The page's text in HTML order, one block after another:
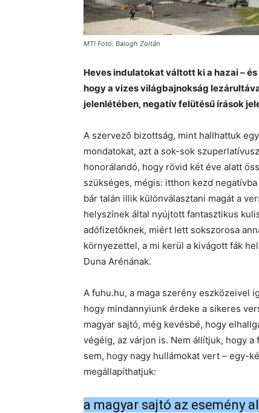
MTI Fotó: Balogh Zoltán
Heves indulatokat váltott ki a hazai –
hogy a vizes világbajnokság
jelenlétében, negatív felütésű írások
A szervező bizottság, mint hallhattuk
mondatokat, azt a sok-sok
honorálandó, hogy rövid két éve alatt
szükséges, mégis: itthon kezd
bár talán illik különválasztani magát a
helyszínek által nyújtott fantasztikus
adófizetőknek, miért lett sokszorosa
környezettel, a mi kerül a kivágott fák
Duna Arénának.
A fuhu.hu, a maga szerény eszközeivel
hogy mindannyiunk érdeke a sikeres
magyar sajtó, még kevésbé, hogy
végéig, az várjon is. Nem állítjuk, hogy
sem, hogy nagy hullámokat vert – egy-
megállapíthatjuk:
a magyar sajtó az esemény